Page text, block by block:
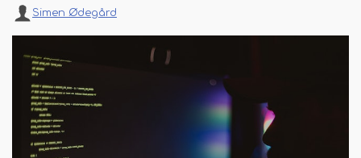
Simen Ødegård